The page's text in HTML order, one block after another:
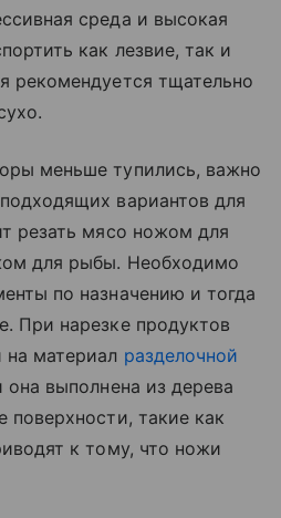
среда и высокая
как лезвие, так и
рекомендуется тщательно
меньше тупились, важно
вариантов для
резать мясо ножом для
для рыбы. Необходимо
по назначению и тогда
При нарезке продуктов
материал разделочной
она выполнена из дерева
поверхности, такие как
к тому, что ножи